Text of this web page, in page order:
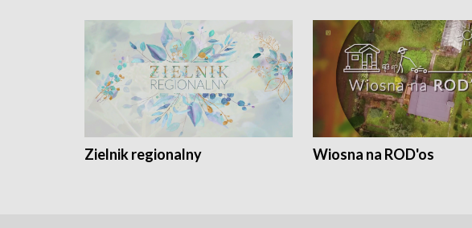
Zielnik regionalny Wiosna na ROD'os